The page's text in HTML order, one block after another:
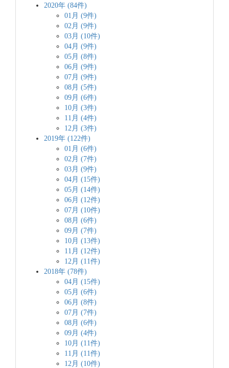
2020年 (84件)
01月 (9件)
02月 (9件)
03月 (10件)
04月 (9件)
05月 (8件)
06月 (9件)
07月 (9件)
08月 (5件)
09月 (6件)
10月 (3件)
11月 (4件)
12月 (3件)
2019年 (122件)
01月 (6件)
02月 (7件)
03月 (9件)
04月 (15件)
05月 (14件)
06月 (12件)
07月 (10件)
08月 (6件)
09月 (7件)
10月 (13件)
11月 (12件)
12月 (11件)
2018年 (78件)
04月 (15件)
05月 (6件)
06月 (8件)
07月 (7件)
08月 (6件)
09月 (4件)
10月 (11件)
11月 (11件)
12月 (10件)